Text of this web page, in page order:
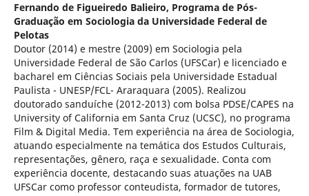
Fernando de Figueiredo Balieiro, Programa de Pós-
Graduação em Sociologia da Universidade Federal de
Pelotas
Doutor (2014) e mestre (2009) em Sociologia pela
Universidade Federal de São Carlos (UFSCar) e licenciado e
bacharel em Ciências Sociais pela Universidade Estadual
Paulista - UNESP/FCL- Araraquara (2005). Realizou
doutorado sanduíche (2012-2013) com bolsa PDSE/CAPES na
University of California em Santa Cruz (UCSC), no programa
Film & Digital Media. Tem experiência na área de Sociologia,
atuando especialmente na temática dos Estudos Culturais,
representações, gênero, raça e sexualidade. Conta com
experiência docente, destacando suas atuações na UAB
UFSCar como professor conteudista, formador de tutores,